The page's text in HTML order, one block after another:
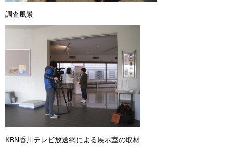
調査風景
KBN香川テレビ放送網による展示室の取材